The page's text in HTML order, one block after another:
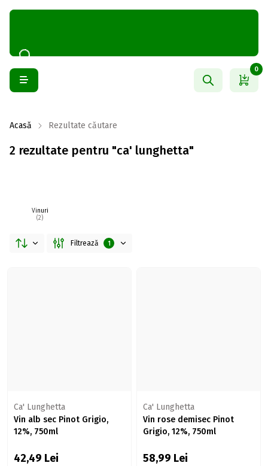
0
Acasă Rezultate căutare
2 rezultate pentru "ca' lunghetta"
Vinuri
(2)
Filtrează 1
Ca' Lunghetta
Vin alb sec Pinot Grigio,
12%, 750ml
42,49 Lei
Ca' Lunghetta
Vin rose demisec Pinot
Grigio, 12%, 750ml
58,99 Lei